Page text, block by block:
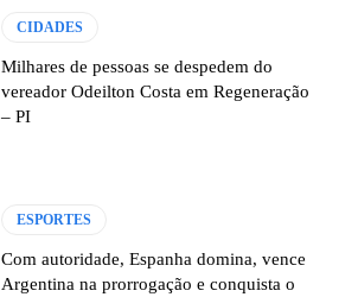
CIDADES
Milhares de pessoas se despedem do
vereador Odeilton Costa em Regeneração
– PI
ESPORTES
Com autoridade, Espanha domina, vence
Argentina na prorrogação e conquista o